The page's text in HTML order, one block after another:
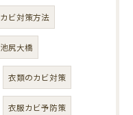
カビ対策方法
池尻大橋
衣類のカビ対策
衣服カビ予防策